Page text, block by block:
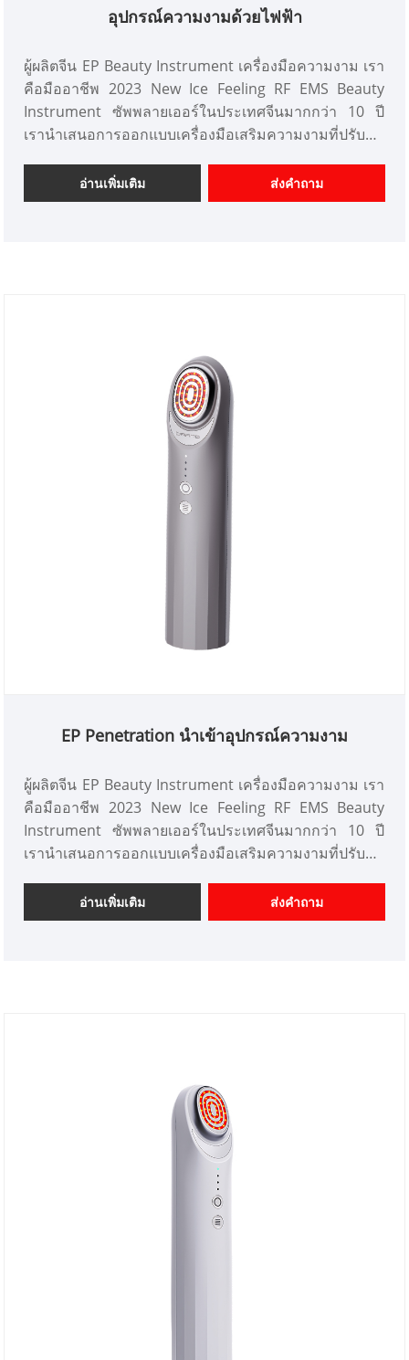
อุปกรณ์ความงามด้วยไฟฟ้า
ผู้ผลิตจีน EP Beauty Instrument เครื่องมือความงาม เรา
คือมืออาชีพ 2023 New Ice Feeling RF EMS Beauty
Instrument ซัพพลายเออร์ในประเทศจีนมากกว่า 10 ปี
เรานำเสนอการออกแบบเครื่องมือเสริมความงามที่ปรับ
ออกแบบ ตลาด เราหวังว่าจะได้รับความร่วมมืออย่างมี
ความสุขกับคุณ
อ่านเพิ่มเติม ส่งคำถาม
EP Penetration นำเข้าอุปกรณ์ความงาม
ผู้ผลิตจีน EP Beauty Instrument เครื่องมือความงาม เรา
คือมืออาชีพ 2023 New Ice Feeling RF EMS Beauty
Instrument ซัพพลายเออร์ในประเทศจีนมากกว่า 10 ปี
เรานำเสนอการออกแบบเครื่องมือเสริมความงามที่ปรับ
ออกแบบ ตลาด เราหวังว่าจะได้รับความร่วมมืออย่างมี
ความสุขกับคุณ
อ่านเพิ่มเติม ส่งคำถาม